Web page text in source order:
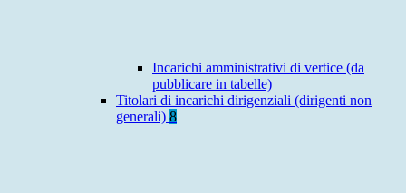
Incarichi amministrativi di vertice (da
pubblicare in tabelle)
Titolari di incarichi dirigenziali (dirigenti non
generali) 8